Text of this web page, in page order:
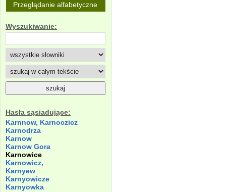
Przeglądanie alfabetyczne
Wyszukiwanie:
Hasła sąsiadujące:
Karnnow, Karnoczicz
Karnodrza
Karnow
Karnow Gora
Karnowice
Karnowicz,
Karnyew
Karnyowicze
Karnyowka